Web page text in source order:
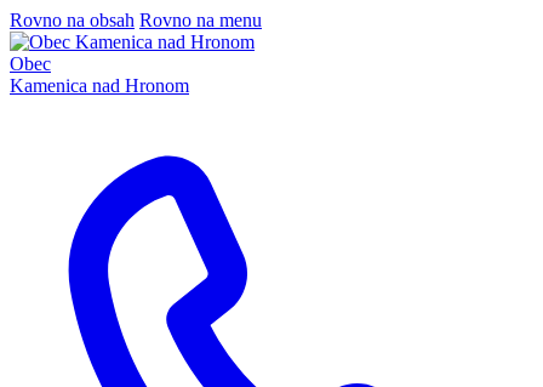
Rovno na obsah Rovno na menu
Obec
Kamenica nad Hronom